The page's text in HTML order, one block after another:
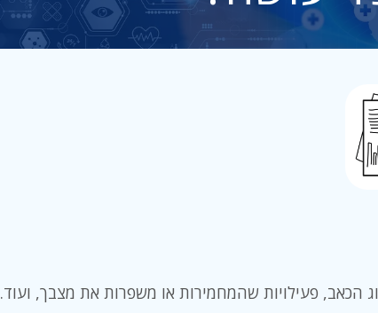
פעילויות שהמחמירות או משפרות את מצבך, ועוד.